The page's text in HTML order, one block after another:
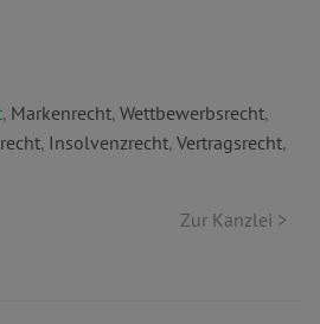
, Markenrecht, Wettbewerbsrecht,
, Insolvenzrecht, Vertragsrecht,
Zur Kanzlei >